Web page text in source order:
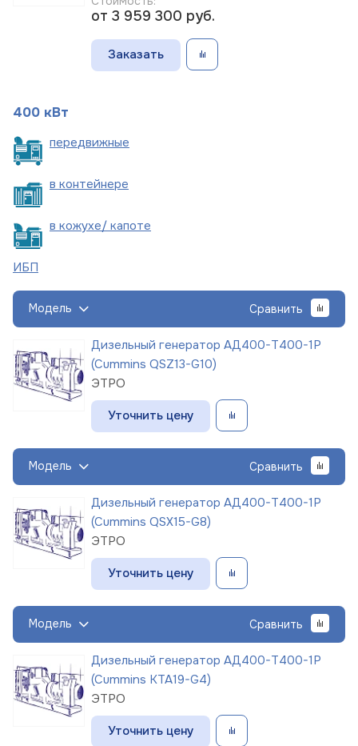
от 3 959 300 руб.
Заказать
400 кВт
передвижные
в контейнере
в кожухе/ капоте
ИБП
Модель Сравнить
Дизельный генератор АД400-Т400-1Р
(Cummins QSZ13-G10)
ЭТРО
Уточнить цену
Модель Сравнить
Дизельный генератор АД400-Т400-1Р
(Cummins QSX15-G8)
ЭТРО
Уточнить цену
Модель Сравнить
Дизельный генератор АД400-Т400-1Р
(Cummins KTA19-G4)
ЭТРО
Уточнить цену